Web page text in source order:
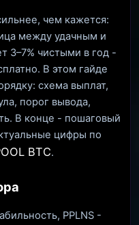
чем кажется:
между удачным и
3–7% чистыми в год -
В этом гайде
схема выплат,
порог вывода,
В конце - пошаговый
цифры по
BTC.
PPLNS -